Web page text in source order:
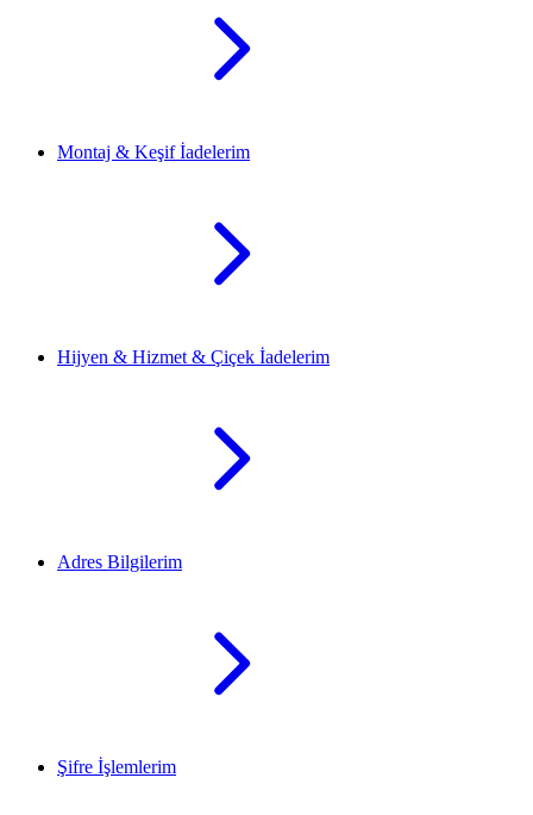
Montaj & Keşif İadelerim
Hijyen & Hizmet & Çiçek İadelerim
Adres Bilgilerim
Şifre İşlemlerim